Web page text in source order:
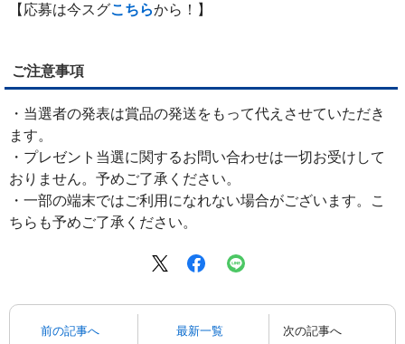
【応募は今スグこちらから！】
ご注意事項
・当選者の発表は賞品の発送をもって代えさせていただき
ます。
・プレゼント当選に関するお問い合わせは一切お受けして
おりません。予めご了承ください。
・一部の端末ではご利用になれない場合がございます。こ
ちらも予めご了承ください。
前の記事へ 最新一覧 次の記事へ